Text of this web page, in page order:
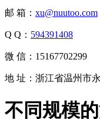
邮 箱： xu@nuutoo.com
Q Q： 594391408
微 信：15167702299
地 址：浙江省温州市
不同规模